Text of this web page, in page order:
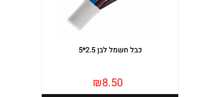
כבל חשמל לבן 2.5*5
₪8.50